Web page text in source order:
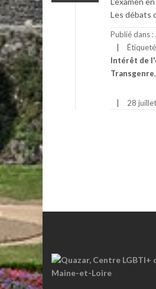
Les débats
Publié dans :
Intérêt de
Transgenre,
28